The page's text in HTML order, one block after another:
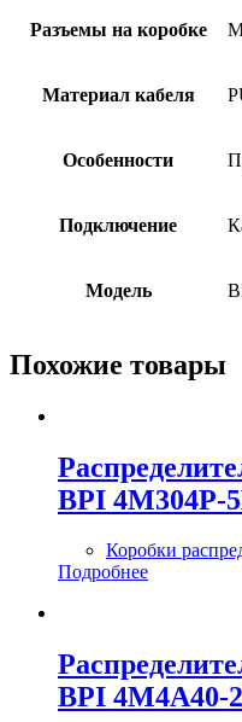
Разъемы на коробке
Материал кабеля
Особенности
Подключение
Модель
Похожие товары
BPI 4M304P-
Коробки
Подробнее
BPI 4M4A40-